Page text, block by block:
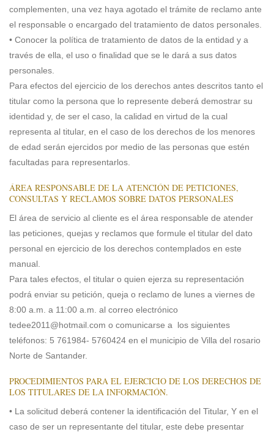
complementen, una vez haya agotado el trámite de reclamo ante
el responsable o encargado del tratamiento de datos personales.
• Conocer la política de tratamiento de datos de la entidad y a
través de ella, el uso o finalidad que se le dará a sus datos
personales.
Para efectos del ejercicio de los derechos antes descritos tanto el
titular como la persona que lo represente deberá demostrar su
identidad y, de ser el caso, la calidad en virtud de la cual
representa al titular, en el caso de los derechos de los menores
de edad serán ejercidos por medio de las personas que estén
facultadas para representarlos.
ÁREA RESPONSABLE DE LA ATENCIÓN DE PETICIONES,
CONSULTAS Y RECLAMOS SOBRE DATOS PERSONALES
El área de servicio al cliente es el área responsable de atender
las peticiones, quejas y reclamos que formule el titular del dato
personal en ejercicio de los derechos contemplados en este
manual.
Para tales efectos, el titular o quien ejerza su representación
podrá enviar su petición, queja o reclamo de lunes a viernes de
8:00 a.m. a 11:00 a.m. al correo electrónico
tedee2011@hotmail.com o comunicarse a los siguientes
teléfonos: 5 761984- 5760424 en el municipio de Villa del rosario
Norte de Santander.
PROCEDIMIENTOS PARA EL EJERCICIO DE LOS DERECHOS DE
LOS TITULARES DE LA INFORMACIÓN.
• La solicitud deberá contener la identificación del Titular, Y en el
caso de ser un representante del titular, este debe presentar